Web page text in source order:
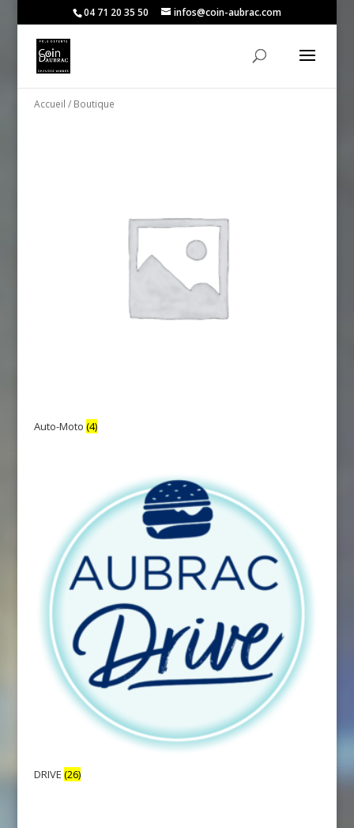
04 71 20 35 50 infos@coin-aubrac.com
Accueil / Boutique
Auto-Moto (4)
DRIVE (26)